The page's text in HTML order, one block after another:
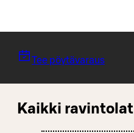
Tee pöytävaraus
Kaikki ravintolat